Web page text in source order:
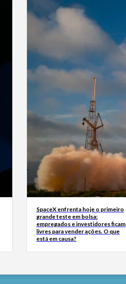
SpaceX enfrenta hoje o primeiro
grande teste em bolsa:
empregados e investidores ficam
livres para vender ações. O que
está em causa?